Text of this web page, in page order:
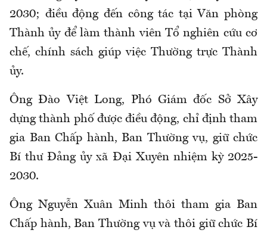
2030; điều động đến công tác tại Văn phòng
Thành ủy để làm thành viên Tổ nghiên cứu cơ
chế, chính sách giúp việc Thường trực Thành
ủy.
Ông Đào Việt Long, Phó Giám đốc Sở Xây
dựng thành phố được điều động, chỉ định tham
gia Ban Chấp hành, Ban Thường vụ, giữ chức
Bí thư Đảng ủy xã Đại Xuyên nhiệm kỳ 2025-
2030.
Ông Nguyễn Xuân Minh thôi tham gia Ban
Chấp hành, Ban Thường vụ và thôi giữ chức Bí